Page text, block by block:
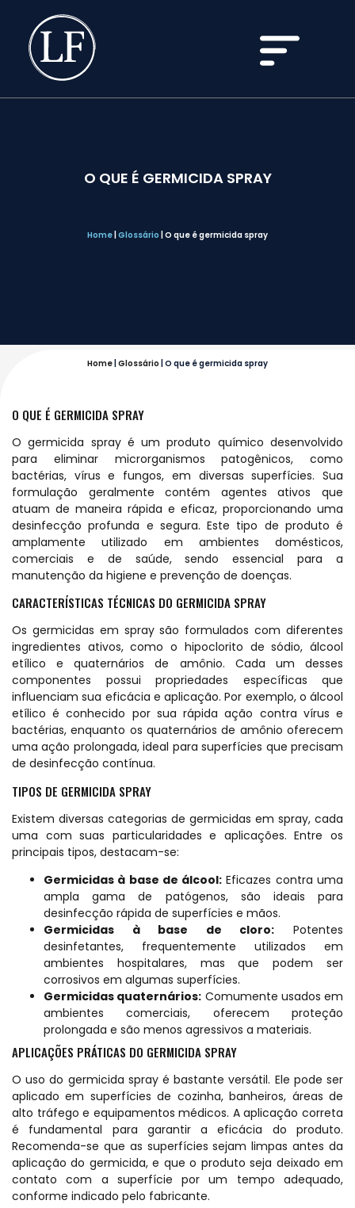
O QUE É GERMICIDA SPRAY
Home Glossário O que é germicida spray
Home Glossário O que é germicida spray
O QUE É GERMICIDA SPRAY
O germicida spray é um produto químico desenvolvido
para eliminar microrganismos patogênicos, como
bactérias, vírus e fungos, em diversas superfícies. Sua
formulação geralmente contém agentes ativos que
atuam de maneira rápida e eficaz, proporcionando uma
desinfecção profunda e segura. Este tipo de produto é
amplamente utilizado em ambientes domésticos,
comerciais e de saúde, sendo essencial para a
manutenção da higiene e prevenção de doenças.
CARACTERÍSTICAS TÉCNICAS DO GERMICIDA SPRAY
Os germicidas em spray são formulados com diferentes
ingredientes ativos, como o hipoclorito de sódio, álcool
etílico e quaternários de amônio. Cada um desses
componentes possui propriedades específicas que
influenciam sua eficácia e aplicação. Por exemplo, o álcool
etílico é conhecido por sua rápida ação contra vírus e
bactérias, enquanto os quaternários de amônio oferecem
uma ação prolongada, ideal para superfícies que precisam
de desinfecção contínua.
TIPOS DE GERMICIDA SPRAY
Existem diversas categorias de germicidas em spray, cada
uma com suas particularidades e aplicações. Entre os
principais tipos, destacam-se:
Germicidas à base de álcool: Eficazes contra uma
ampla gama de patógenos, são ideais para
desinfecção rápida de superfícies e mãos.
Germicidas à base de cloro: Potentes
desinfetantes, frequentemente utilizados em
ambientes hospitalares, mas que podem ser
corrosivos em algumas superfícies.
Germicidas quaternários: Comumente usados em
ambientes comerciais, oferecem proteção
prolongada e são menos agressivos a materiais.
APLICAÇÕES PRÁTICAS DO GERMICIDA SPRAY
O uso do germicida spray é bastante versátil. Ele pode ser
aplicado em superfícies de cozinha, banheiros, áreas de
alto tráfego e equipamentos médicos. A aplicação correta
é fundamental para garantir a eficácia do produto.
Recomenda-se que as superfícies sejam limpas antes da
aplicação do germicida, e que o produto seja deixado em
contato com a superfície por um tempo adequado,
conforme indicado pelo fabricante.